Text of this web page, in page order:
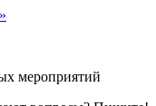
мероприятий